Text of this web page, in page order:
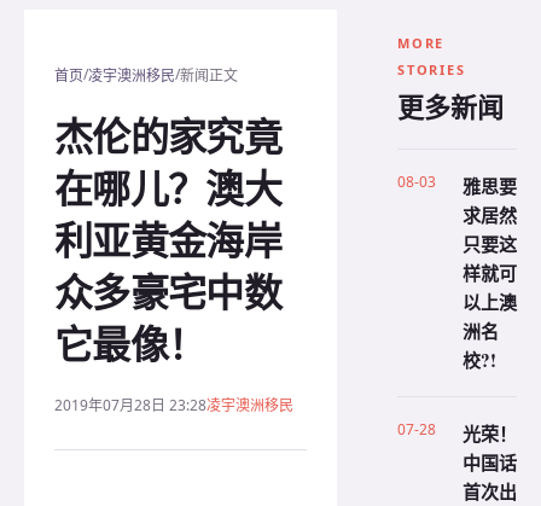
首页/凌宇澳洲移民/新闻正文
杰伦的家究竟
在哪儿？澳大
利亚黄金海岸
众多豪宅中数
它最像！
2019年07月28日 23:28凌宇澳洲移民
MORE
STORIES
更多新闻
08-03
雅思要
求居然
只要这
样就可
以上澳
洲名
校?!
07-28
光荣！
中国话
首次出